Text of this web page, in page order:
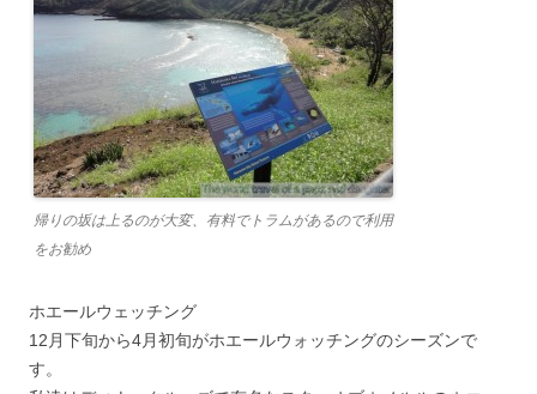
帰りの坂は上るのが大変、有料でトラムがあるので利用
をお勧め
ホエールウェッチング
12月下旬から4月初旬がホエールウォッチングのシーズンで
す。